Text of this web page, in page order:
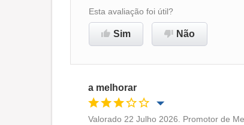
Recomenda esta empresa
Esta avaliação foi útil?
Sim Não
a melhorar
Valorado 22 Julho 2026. Promotor de